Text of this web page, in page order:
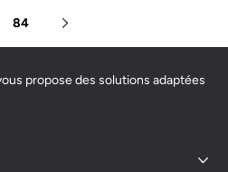
84
Page suivante
propose des solutions adaptées